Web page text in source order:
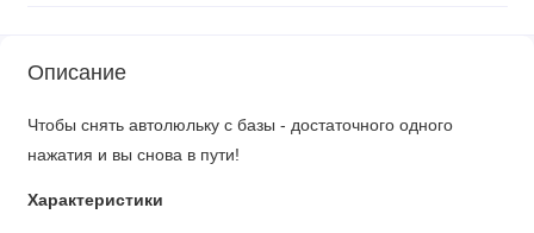
Описание
Чтобы снять автолюльку с базы - достаточного одного
нажатия и вы снова в пути!
Характеристики